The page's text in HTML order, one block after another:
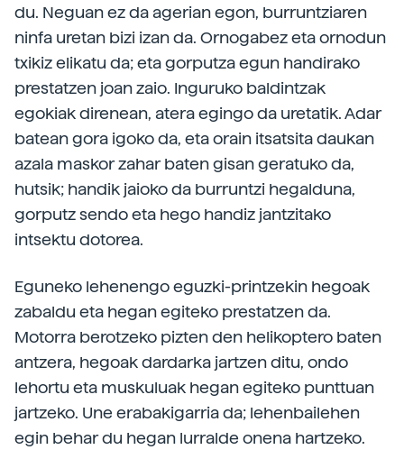
du. Neguan ez da agerian egon, burruntziaren
ninfa uretan bizi izan da. Ornogabez eta ornodun
txikiz elikatu da; eta gorputza egun handirako
prestatzen joan zaio. Inguruko baldintzak
egokiak direnean, atera egingo da uretatik. Adar
batean gora igoko da, eta orain itsatsita daukan
azala maskor zahar baten gisan geratuko da,
hutsik; handik jaioko da burruntzi hegalduna,
gorputz sendo eta hego handiz jantzitako
intsektu dotorea.
Eguneko lehenengo eguzki-printzekin hegoak
zabaldu eta hegan egiteko prestatzen da.
Motorra berotzeko pizten den helikoptero baten
antzera, hegoak dardarka jartzen ditu, ondo
lehortu eta muskuluak hegan egiteko punttuan
jartzeko. Une erabakigarria da; lehenbailehen
egin behar du hegan lurralde onena hartzeko.